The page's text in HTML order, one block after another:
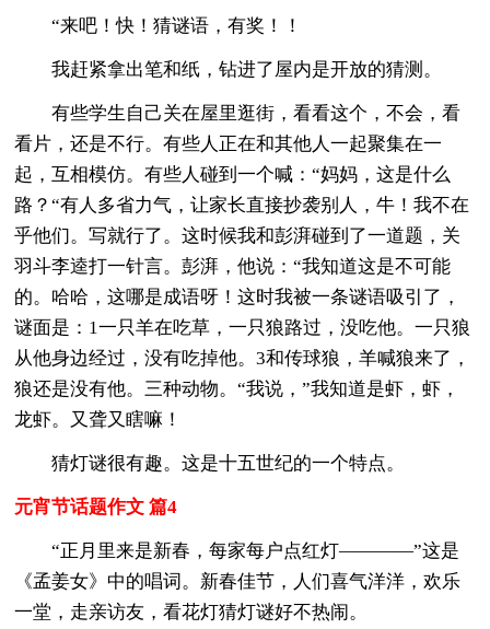
“来吧！快！猜谜语，有奖！！
我赶紧拿出笔和纸，钻进了屋内是开放的猜测。
有些学生自己关在屋里逛街，看看这个，不会，看
看片，还是不行。有些人正在和其他人一起聚集在一
起，互相模仿。有些人碰到一个喊：“妈妈，这是什么
路？“有人多省力气，让家长直接抄袭别人，牛！我不在
乎他们。写就行了。这时候我和彭湃碰到了一道题，关
羽斗李逵打一针言。彭湃，他说：“我知道这是不可能
的。哈哈，这哪是成语呀！这时我被一条谜语吸引了，
谜面是：1一只羊在吃草，一只狼路过，没吃他。一只狼
从他身边经过，没有吃掉他。3和传球狼，羊喊狼来了，
狼还是没有他。三种动物。“我说，”我知道是虾，虾，
龙虾。又聋又瞎嘛！
猜灯谜很有趣。这是十五世纪的一个特点。
元宵节话题作文 篇4
“正月里来是新春，每家每户点红灯————”这是
《孟姜女》中的唱词。新春佳节，人们喜气洋洋，欢乐
一堂，走亲访友，看花灯猜灯谜好不热闹。